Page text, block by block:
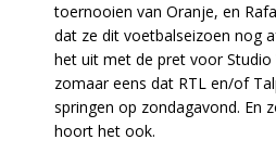
toernooien van Oranje, en
dat ze dit voetbalseizoen nog
het uit met de pret voor Studio
zomaar eens dat RTL en/of
springen op zondagavond. En
hoort het ook.